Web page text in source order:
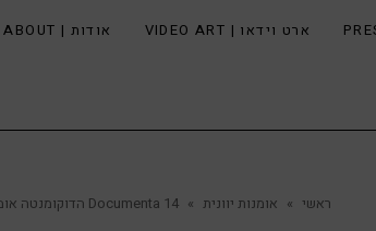
ארט וידאו | VIDEO ART אודות | ABOUT
ראשי » אומנות יוונית » Documenta 14 הדוקומנטה אומנות באתונה